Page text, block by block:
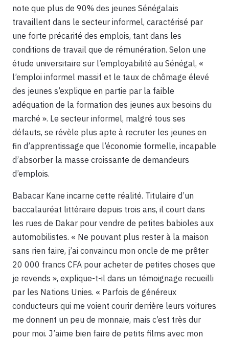
note que plus de 90% des jeunes Sénégalais
travaillent dans le secteur informel, caractérisé par
une forte précarité des emplois, tant dans les
conditions de travail que de rémunération. Selon une
étude universitaire sur l’employabilité au Sénégal, «
l’emploi informel massif et le taux de chômage élevé
des jeunes s’explique en partie par la faible
adéquation de la formation des jeunes aux besoins du
marché ». Le secteur informel, malgré tous ses
défauts, se révèle plus apte à recruter les jeunes en
fin d’apprentissage que l’économie formelle, incapable
d’absorber la masse croissante de demandeurs
d’emplois.
Babacar Kane incarne cette réalité. Titulaire d’un
baccalauréat littéraire depuis trois ans, il court dans
les rues de Dakar pour vendre de petites babioles aux
automobilistes. « Ne pouvant plus rester à la maison
sans rien faire, j’ai convaincu mon oncle de me prêter
20 000 francs CFA pour acheter de petites choses que
je revends », explique-t-il dans un témoignage recueilli
par les Nations Unies. « Parfois de généreux
conducteurs qui me voient courir derrière leurs voitures
me donnent un peu de monnaie, mais c’est très dur
pour moi. J’aime bien faire de petits films avec mon